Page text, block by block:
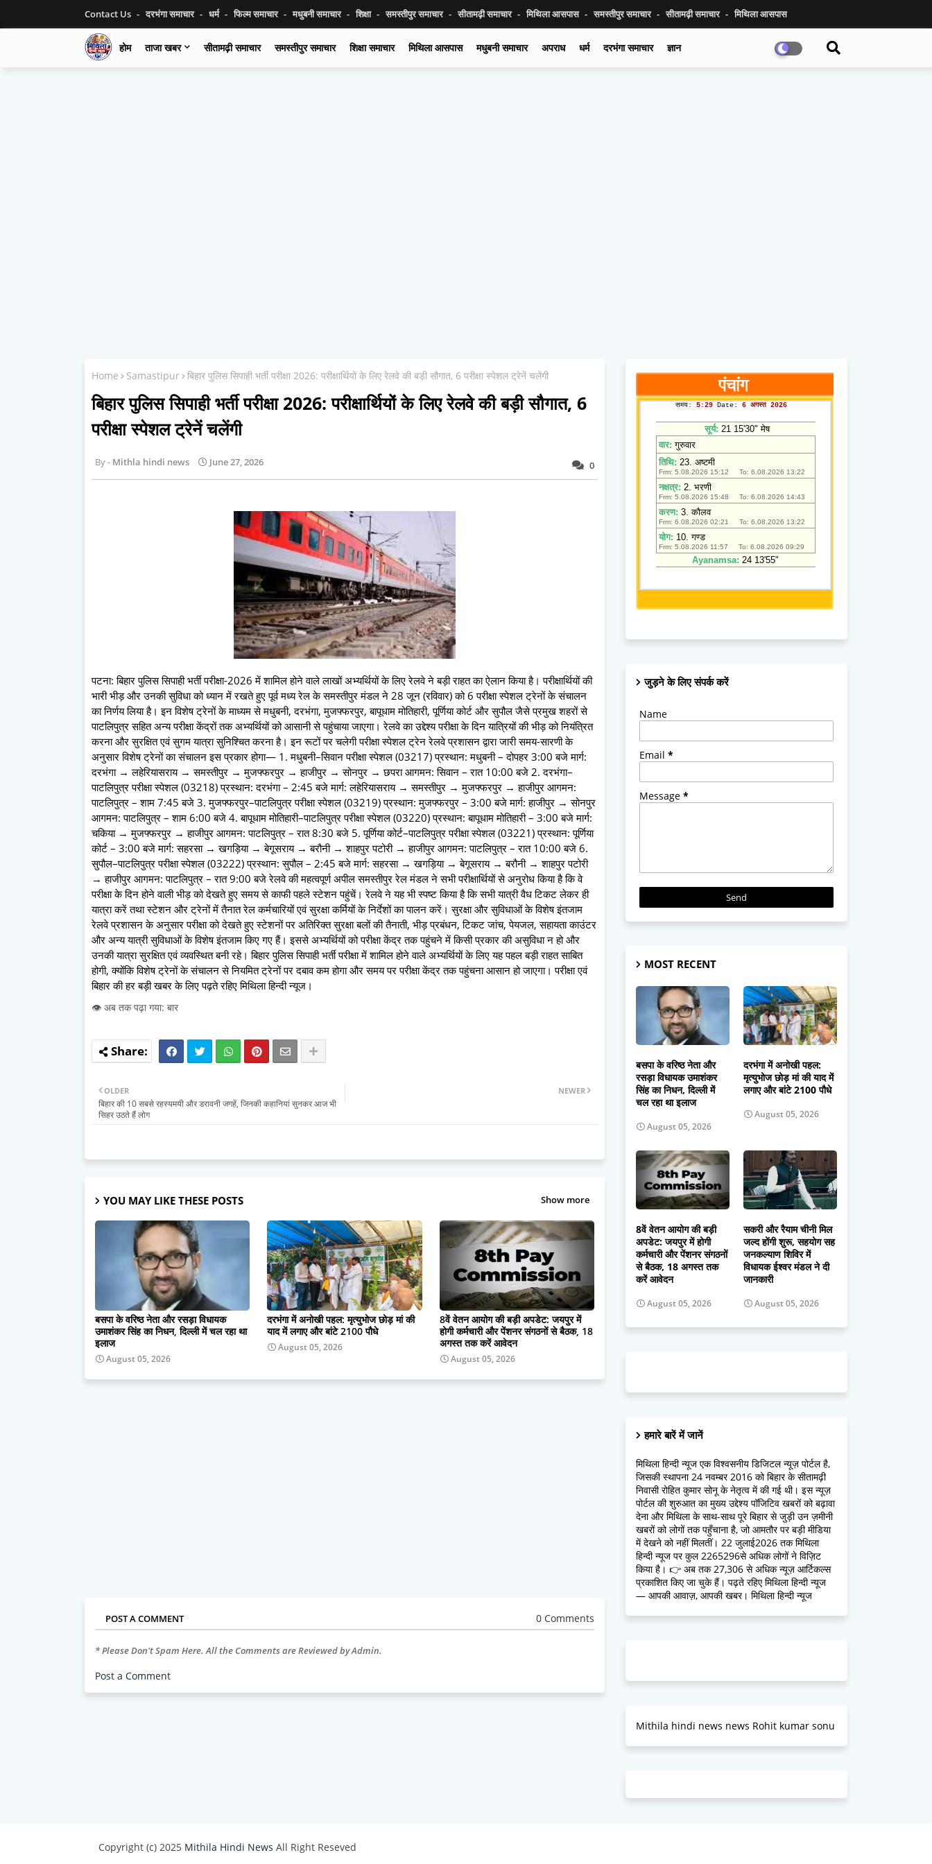
Contact Us दरभंगा समाचार धर्म फिल्म समाचार मधुबनी समाचार शिक्षा समस्तीपुर समाचार सीतामढ़ी समाचार मिथिला आसपास समस्तीपुर समाचार सीतामढ़ी समाचार मिथिला आसपास
होम ताजा खबर सीतामढ़ी समाचार समस्तीपुर समाचार शिक्षा समाचार मिथिला आसपास मधुबनी समाचार अपराध धर्म दरभंगा समाचार ज्ञान
Home Samastipur बिहार पुलिस सिपाही भर्ती परीक्षा 2026: परीक्षार्थियों के लिए रेलवे की बड़ी सौगात, 6 परीक्षा स्पेशल ट्रेनें चलेंगी
बिहार पुलिस सिपाही भर्ती परीक्षा 2026: परीक्षार्थियों के लिए रेलवे की बड़ी सौगात, 6
परीक्षा स्पेशल ट्रेनें चलेंगी
0
Mithla hindi news June 27, 2026
पटना: बिहार पुलिस सिपाही भर्ती परीक्षा-2026 में शामिल होने वाले लाखों अभ्यर्थियों के लिए रेलवे ने बड़ी राहत का ऐलान किया है। परीक्षार्थियों की
भारी भीड़ और उनकी सुविधा को ध्यान में रखते हुए पूर्व मध्य रेल के समस्तीपुर मंडल ने 28 जून (रविवार) को 6 परीक्षा स्पेशल ट्रेनों के संचालन
का निर्णय लिया है। इन विशेष ट्रेनों के माध्यम से मधुबनी, दरभंगा, मुजफ्फरपुर, बापूधाम मोतिहारी, पूर्णिया कोर्ट और सुपौल जैसे प्रमुख शहरों से
पाटलिपुत्र सहित अन्य परीक्षा केंद्रों तक अभ्यर्थियों को आसानी से पहुंचाया जाएगा। रेलवे का उद्देश्य परीक्षा के दिन यात्रियों की भीड़ को नियंत्रित
करना और सुरक्षित एवं सुगम यात्रा सुनिश्चित करना है। इन रूटों पर चलेगी परीक्षा स्पेशल ट्रेन रेलवे प्रशासन द्वारा जारी समय-सारणी के
अनुसार विशेष ट्रेनों का संचालन इस प्रकार होगा— 1. मधुबनी–सिवान परीक्षा स्पेशल (03217) प्रस्थान: मधुबनी – दोपहर 3:00 बजे मार्ग:
दरभंगा → लहेरियासराय → समस्तीपुर → मुजफ्फरपुर → हाजीपुर → सोनपुर → छपरा आगमन: सिवान – रात 10:00 बजे 2. दरभंगा–
पाटलिपुत्र परीक्षा स्पेशल (03218) प्रस्थान: दरभंगा – 2:45 बजे मार्ग: लहेरियासराय → समस्तीपुर → मुजफ्फरपुर → हाजीपुर आगमन:
पाटलिपुत्र – शाम 7:45 बजे 3. मुजफ्फरपुर–पाटलिपुत्र परीक्षा स्पेशल (03219) प्रस्थान: मुजफ्फरपुर – 3:00 बजे मार्ग: हाजीपुर → सोनपुर
आगमन: पाटलिपुत्र – शाम 6:00 बजे 4. बापूधाम मोतिहारी–पाटलिपुत्र परीक्षा स्पेशल (03220) प्रस्थान: बापूधाम मोतिहारी – 3:00 बजे मार्ग:
चकिया → मुजफ्फरपुर → हाजीपुर आगमन: पाटलिपुत्र – रात 8:30 बजे 5. पूर्णिया कोर्ट–पाटलिपुत्र परीक्षा स्पेशल (03221) प्रस्थान: पूर्णिया
कोर्ट – 3:00 बजे मार्ग: सहरसा → खगड़िया → बेगूसराय → बरौनी → शाहपुर पटोरी → हाजीपुर आगमन: पाटलिपुत्र – रात 10:00 बजे 6.
सुपौल–पाटलिपुत्र परीक्षा स्पेशल (03222) प्रस्थान: सुपौल – 2:45 बजे मार्ग: सहरसा → खगड़िया → बेगूसराय → बरौनी → शाहपुर पटोरी
→ हाजीपुर आगमन: पाटलिपुत्र – रात 9:00 बजे रेलवे की महत्वपूर्ण अपील समस्तीपुर रेल मंडल ने सभी परीक्षार्थियों से अनुरोध किया है कि वे
परीक्षा के दिन होने वाली भीड़ को देखते हुए समय से काफी पहले स्टेशन पहुंचें। रेलवे ने यह भी स्पष्ट किया है कि सभी यात्री वैध टिकट लेकर ही
यात्रा करें तथा स्टेशन और ट्रेनों में तैनात रेल कर्मचारियों एवं सुरक्षा कर्मियों के निर्देशों का पालन करें। सुरक्षा और सुविधाओं के विशेष इंतजाम
रेलवे प्रशासन के अनुसार परीक्षा को देखते हुए स्टेशनों पर अतिरिक्त सुरक्षा बलों की तैनाती, भीड़ प्रबंधन, टिकट जांच, पेयजल, सहायता काउंटर
और अन्य यात्री सुविधाओं के विशेष इंतजाम किए गए हैं। इससे अभ्यर्थियों को परीक्षा केंद्र तक पहुंचने में किसी प्रकार की असुविधा न हो और
उनकी यात्रा सुरक्षित एवं व्यवस्थित बनी रहे। बिहार पुलिस सिपाही भर्ती परीक्षा में शामिल होने वाले अभ्यर्थियों के लिए यह पहल बड़ी राहत साबित
होगी, क्योंकि विशेष ट्रेनों के संचालन से नियमित ट्रेनों पर दबाव कम होगा और समय पर परीक्षा केंद्र तक पहुंचना आसान हो जाएगा। परीक्षा एवं
बिहार की हर बड़ी खबर के लिए पढ़ते रहिए मिथिला हिन्दी न्यूज।
👁️ अब तक पढ़ा गया: बार
NEWER
OLDER
बिहार की 10 सबसे रहस्यमयी और डरावनी जगहें, जिनकी कहानियां सुनकर आज भी
सिहर उठते हैं लोग
YOU MAY LIKE THESE POSTS Show more
बसपा के वरिष्ठ नेता और रसड़ा विधायक
उमाशंकर सिंह का निधन, दिल्ली में चल रहा था
इलाज
August 05, 2026
दरभंगा में अनोखी पहल: मृत्युभोज छोड़ मां की
याद में लगाए और बांटे 2100 पौधे
August 05, 2026
8वें वेतन आयोग की बड़ी अपडेट: जयपुर में
होगी कर्मचारी और पेंशनर संगठनों से बैठक, 18
अगस्त तक करें आवेदन
August 05, 2026
POST A COMMENT 0 Comments
* Please Don't Spam Here. All the Comments are Reviewed by Admin.
Post a Comment
जुड़ने के लिए संपर्क करें
Name
Email *
Message *
MOST RECENT
बसपा के वरिष्ठ नेता और
रसड़ा विधायक उमाशंकर
सिंह का निधन, दिल्ली में
चल रहा था इलाज
August 05, 2026
दरभंगा में अनोखी पहल:
मृत्युभोज छोड़ मां की याद में
लगाए और बांटे 2100 पौधे
August 05, 2026
8वें वेतन आयोग की बड़ी
अपडेट: जयपुर में होगी
कर्मचारी और पेंशनर संगठनों
से बैठक, 18 अगस्त तक
करें आवेदन
August 05, 2026
सकरी और रैयाम चीनी मिल
जल्द होंगी शुरू, सहयोग सह
जनकल्याण शिविर में
विधायक ईश्वर मंडल ने दी
जानकारी
August 05, 2026
हमारे बारें में जानें
मिथिला हिन्दी न्यूज एक विश्वसनीय डिजिटल न्यूज़ पोर्टल है,
जिसकी स्थापना 24 नवम्बर 2016 को बिहार के सीतामढ़ी
निवासी रोहित कुमार सोनू के नेतृत्व में की गई थी। इस न्यूज़
पोर्टल की शुरुआत का मुख्य उद्देश्य पॉजिटिव खबरों को बढ़ावा
देना और मिथिला के साथ-साथ पूरे बिहार से जुड़ी उन ज़मीनी
खबरों को लोगों तक पहुँचाना है, जो आमतौर पर बड़ी मीडिया
में देखने को नहीं मिलतीं। 22 जुलाई2026 तक मिथिला
हिन्दी न्यूज पर कुल 2265296से अधिक लोगों ने विज़िट
किया है। 👉 अब तक 27,306 से अधिक न्यूज़ आर्टिकल्स
प्रकाशित किए जा चुके हैं। पढ़ते रहिए मिथिला हिन्दी न्यूज
— आपकी आवाज़, आपकी खबर। मिथिला हिन्दी न्यूज
Mithila hindi news news Rohit kumar sonu
Copyright (c) 2025 Mithila Hindi News All Right Reseved